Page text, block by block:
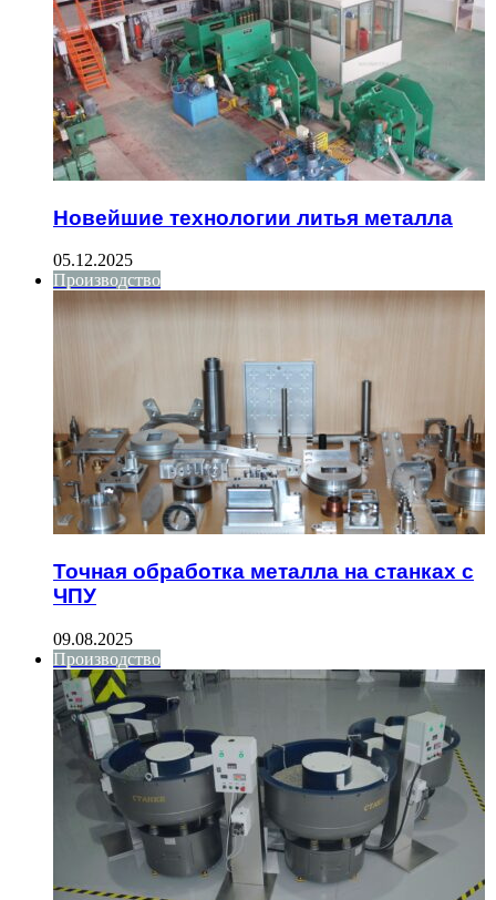
Новейшие технологии литья металла
05.12.2025
Производство
Точная обработка металла на станках с
ЧПУ
09.08.2025
Производство